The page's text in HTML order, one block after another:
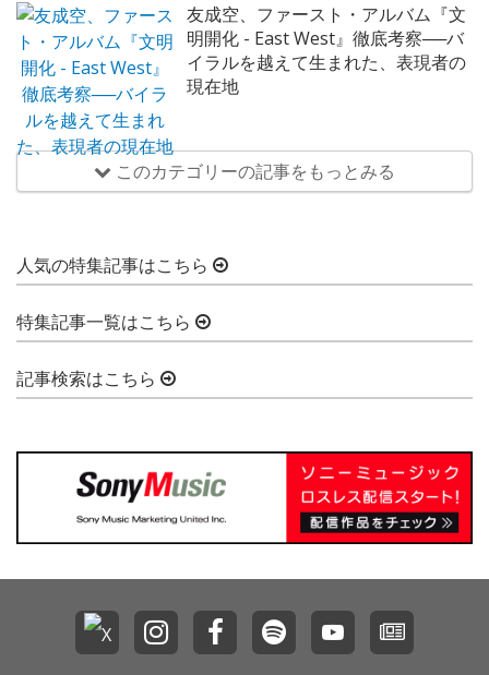
友成空、ファースト・アルバム『文
明開化 - East West』徹底考察──バ
イラルを越えて生まれた、表現者の
現在地
このカテゴリーの記事をもっとみる
人気の特集記事はこちら
特集記事一覧はこちら
記事検索はこちら